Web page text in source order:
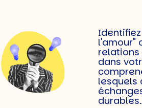
l'amour"
dans
lesquels
durables.